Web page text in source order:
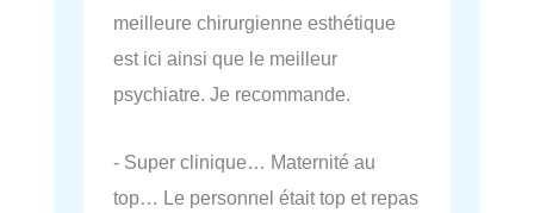
meilleure chirurgienne esthétique
est ici ainsi que le meilleur
psychiatre. Je recommande.
- Super clinique… Maternité au
top… Le personnel était top et repas